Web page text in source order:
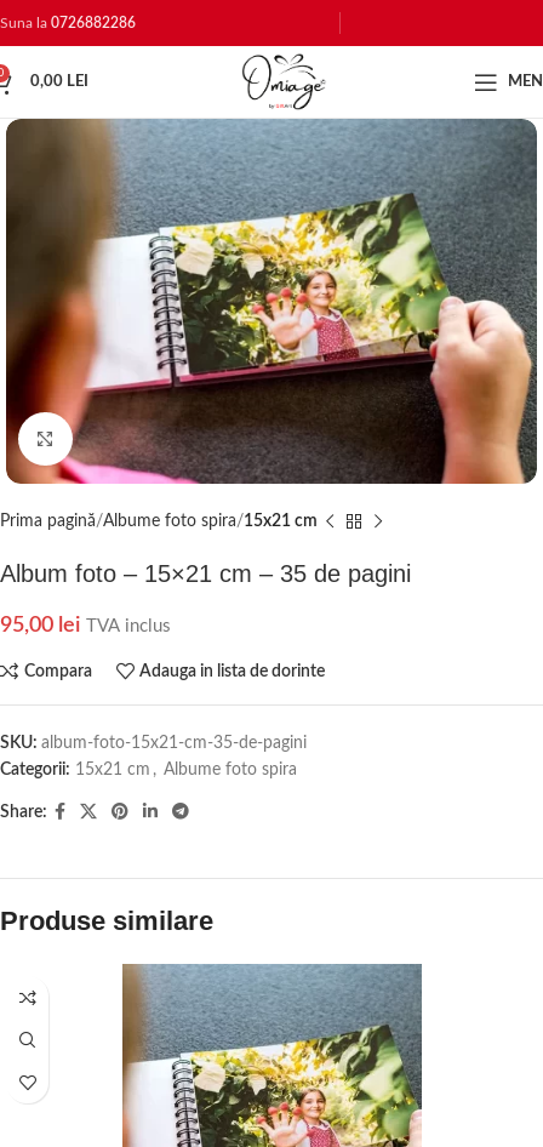
Suna la 0726882286
0,00 LEI
Click to enlarge
Prima pagină Albume foto spira 15x21 cm
Album foto – 15×21 cm – 35 de pagini
95,00 lei TVA inclus
Compara Adauga in lista de dorinte
SKU: album-foto-15x21-cm-35-de-pagini
Categorii: 15x21 cm , Albume foto spira
Share:
Produse similare